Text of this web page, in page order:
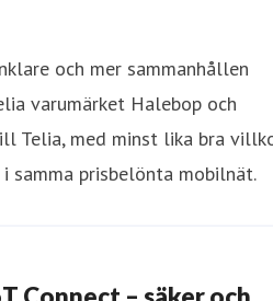
och mer sammanhållen
varumärket Halebop och
Telia, med minst lika bra
samma prisbelönta mobilnät.